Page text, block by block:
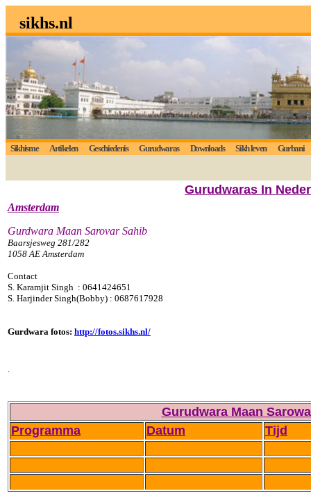
sikhs.nl
Sikhisme Artikelen Geschiedenis Gurudwaras Downloads Sikh leven Gurbani
Gurudwaras In
Amsterdam
Gurdwara Maan Sarovar Sahib
Baarsjesweg 281/282
1058 AE Amsterdam
Contact
S. Karamjit Singh : 0641424651
S. Harjinder Singh(Bobby) : 0687617928
Gurdwara fotos: http://fotos.sikhs.nl/
.
Gurudwara Maan
Programma
Datum Tijd